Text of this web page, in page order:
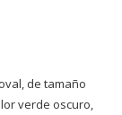
de tamaño
verde oscuro,